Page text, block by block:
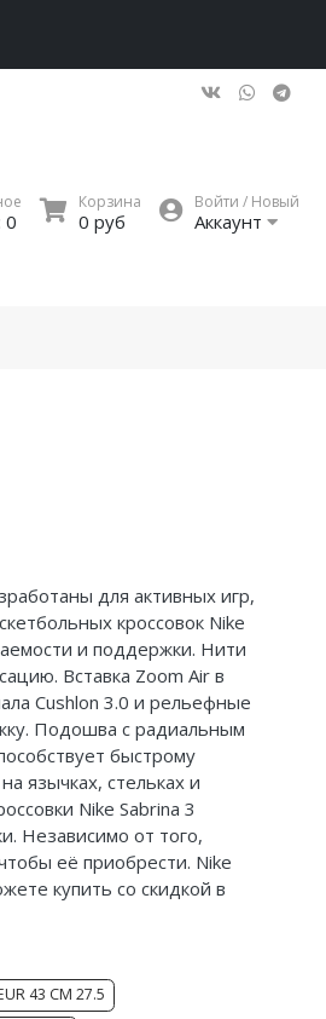
0
Корзина
0 руб
Войти / Новый
Аккаунт
для активных игр,
кроссовок Nike
и поддержки. Нити
Вставка Zoom Air в
Cushlon 3.0 и рельефные
Подошва с радиальным
быстрому
язычках, стельках и
Nike Sabrina 3
Независимо от того,
её приобрести. Nike
купить со скидкой в
43 CM 27.5